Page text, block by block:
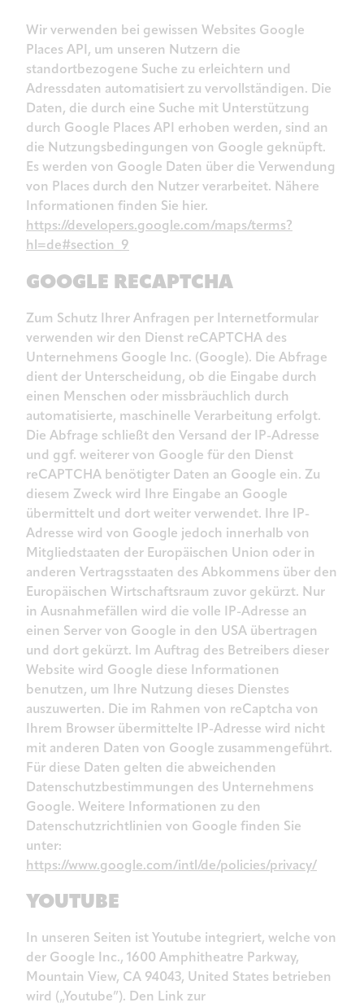
Wir verwenden bei gewissen Websites Google
Places API, um unseren Nutzern die
standortbezogene Suche zu erleichtern und
Adressdaten automatisiert zu vervollständigen. Die
Daten, die durch eine Suche mit Unterstützung
durch Google Places API erhoben werden, sind an
die Nutzungsbedingungen von Google geknüpft.
Es werden von Google Daten über die Verwendung
von Places durch den Nutzer verarbeitet. Nähere
Informationen finden Sie hier.
https://developers.google.com/maps/terms?
hl=de#section_9
GOOGLE RECAPTCHA
Zum Schutz Ihrer Anfragen per Internetformular
verwenden wir den Dienst reCAPTCHA des
Unternehmens Google Inc. (Google). Die Abfrage
dient der Unterscheidung, ob die Eingabe durch
einen Menschen oder missbräuchlich durch
automatisierte, maschinelle Verarbeitung erfolgt.
Die Abfrage schließt den Versand der IP-Adresse
und ggf. weiterer von Google für den Dienst
reCAPTCHA benötigter Daten an Google ein. Zu
diesem Zweck wird Ihre Eingabe an Google
übermittelt und dort weiter verwendet. Ihre IP-
Adresse wird von Google jedoch innerhalb von
Mitgliedstaaten der Europäischen Union oder in
anderen Vertragsstaaten des Abkommens über den
Europäischen Wirtschaftsraum zuvor gekürzt. Nur
in Ausnahmefällen wird die volle IP-Adresse an
einen Server von Google in den USA übertragen
und dort gekürzt. Im Auftrag des Betreibers dieser
Website wird Google diese Informationen
benutzen, um Ihre Nutzung dieses Dienstes
auszuwerten. Die im Rahmen von reCaptcha von
Ihrem Browser übermittelte IP-Adresse wird nicht
mit anderen Daten von Google zusammengeführt.
Für diese Daten gelten die abweichenden
Datenschutzbestimmungen des Unternehmens
Google. Weitere Informationen zu den
Datenschutzrichtlinien von Google finden Sie
unter:
https://www.google.com/intl/de/policies/privacy/
YOUTUBE
In unseren Seiten ist Youtube integriert, welche von
der Google Inc., 1600 Amphitheatre Parkway,
Mountain View, CA 94043, United States betrieben
wird („Youtube”). Den Link zur